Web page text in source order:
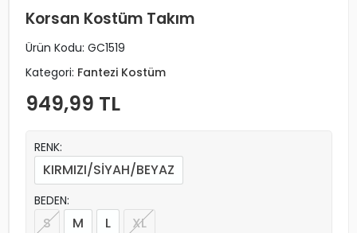
Korsan Kostüm Takım
Ürün Kodu: GC1519
Kategori: Fantezi Kostüm
949,99 TL
RENK:
KIRMIZI/SİYAH/BEYAZ
BEDEN:
S M L XL